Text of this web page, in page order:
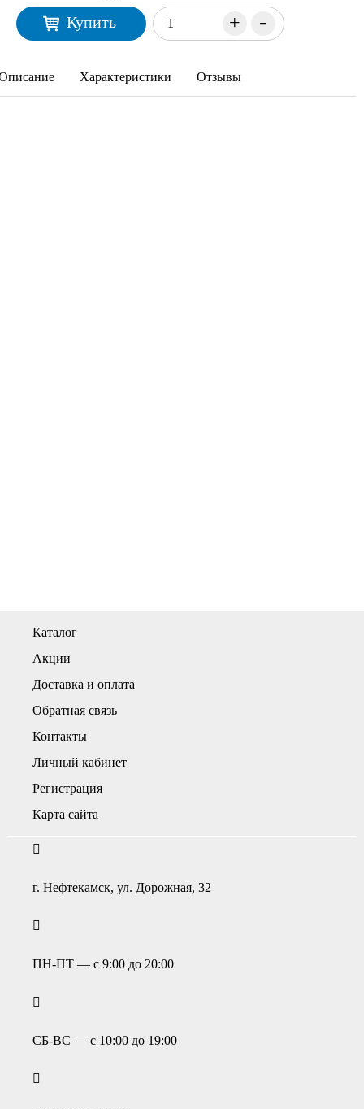
+ -
Купить
Характеристики Отзывы
Каталог
Акции
Доставка и оплата
Обратная связь
Контакты
Личный кабинет
Регистрация
Карта сайта
г. Нефтекамск, ул. Дорожная, 32
ПН-ПТ — с 9:00 до 20:00
СБ-ВС — с 10:00 до 19:00